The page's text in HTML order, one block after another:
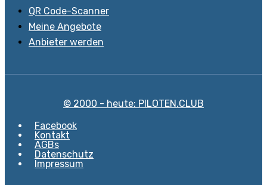
QR Code-Scanner
Meine Angebote
Anbieter werden
© 2000 - heute: PILOTEN.CLUB
Facebook
Kontakt
AGBs
Datenschutz
Impressum